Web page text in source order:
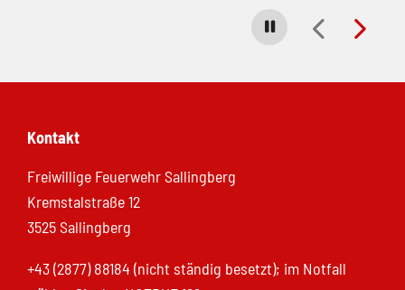
Carousel stoppen
Kontakt
Freiwillige Feuerwehr Sallingberg
Kremstalstraße 12
3525 Sallingberg
+43 (2877) 88184 (nicht ständig besetzt); im Notfall